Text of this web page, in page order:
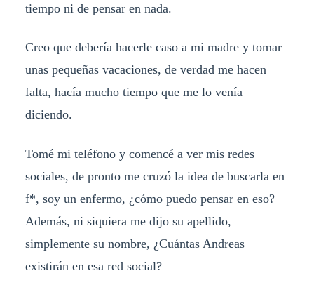
tiempo ni de pensar en nada.
Creo que debería hacerle caso a mi madre y tomar
unas pequeñas vacaciones, de verdad me hacen
falta, hacía mucho tiempo que me lo venía
diciendo.
Tomé mi teléfono y comencé a ver mis redes
sociales, de pronto me cruzó la idea de buscarla en
f*, soy un enfermo, ¿cómo puedo pensar en eso?
Además, ni siquiera me dijo su apellido,
simplemente su nombre, ¿Cuántas Andreas
existirán en esa red social?